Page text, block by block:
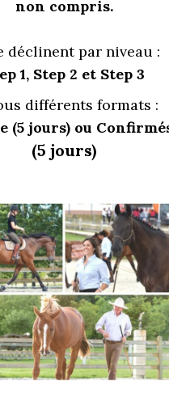
non compris.
déclinent par niveau :
1, Step 2 et Step 3
différents formats :
(5 jours) ou
(5 jours)